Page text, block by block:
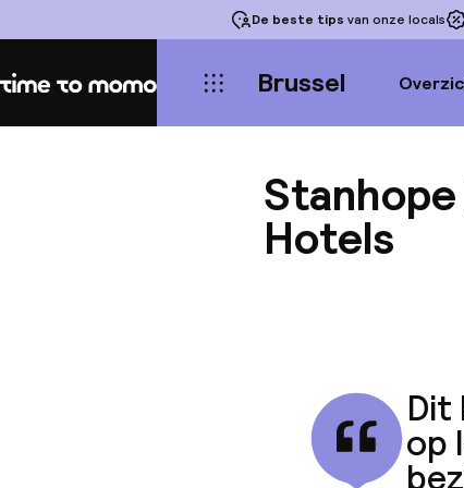
De beste tips van onze locals
Home Brussel
Hotels
Dit
op